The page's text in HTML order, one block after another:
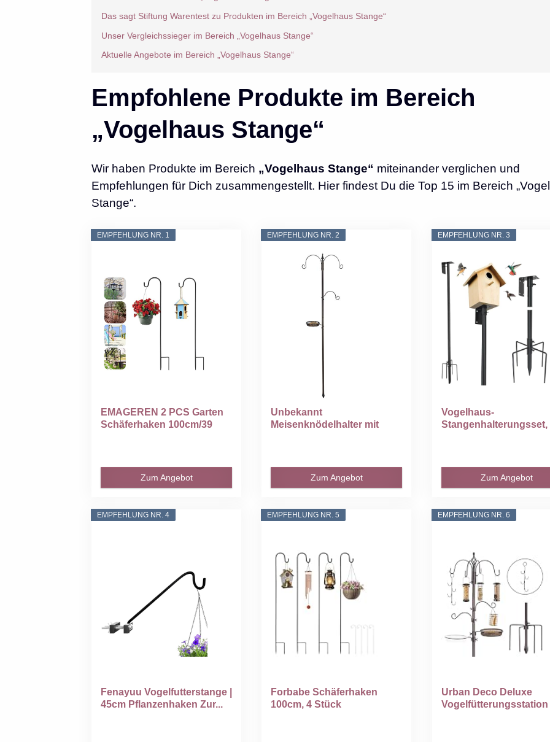
Das sagt Stiftung Warentest zu Produkten im Bereich „Vogelhaus Stange“
Unser Vergleichssieger im Bereich „Vogelhaus Stange“
Aktuelle Angebote im Bereich „Vogelhaus Stange“
Empfohlene Produkte im Bereich
„Vogelhaus Stange“
Wir haben Produkte im Bereich „Vogelhaus Stange“ miteinander verglichen und
Empfehlungen für Dich zusammengestellt. Hier findest Du die Top 15 im Bereich
Stange“.
EMPFEHLUNG NR. 1
EMAGEREN 2 PCS Garten
Schäferhaken 100cm/39
Zum Angebot
EMPFEHLUNG NR. 2
Unbekannt
Meisenknödelhalter mit
Zum Angebot
EMPFEHLUNG NR. 3
Vogelhaus-
Stangenhalterungsset,
Zum Angebot
EMPFEHLUNG NR. 4
Fenayuu Vogelfutterstange |
45cm Pflanzenhaken Zur...
EMPFEHLUNG NR. 5
Forbabe Schäferhaken
100cm, 4 Stück
EMPFEHLUNG NR. 6
Urban Deco Deluxe
Vogelfütterungsstation